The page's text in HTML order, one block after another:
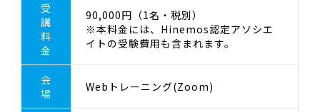
受
講
料
金
90,000円（1名・税別）
※本料金には、Hinemos認定アソシエ
イトの受験費用も含まれます。
会
場
Webトレーニング(Zoom)